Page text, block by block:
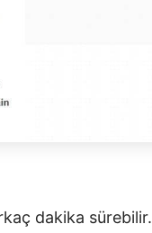
dakika sürebilir.